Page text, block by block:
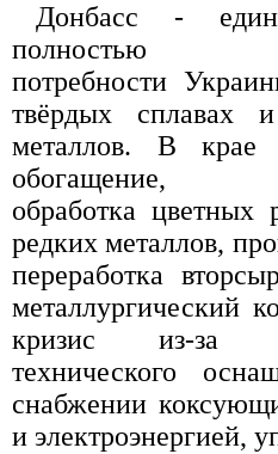
Донбасс -
полностью
потребности
твёрдых сплавах
металлов. В крае
обогащение,
обработка цветных
редких металлов,
переработка
металлургический
кризис из-за
технического
снабжении
и электроэнергией,